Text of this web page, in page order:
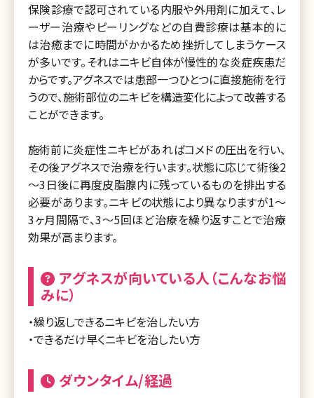
保険診療で認可されている内服や外用剤に加えて、レ
ーザー治療やピーリングなどの自費診療は基本的に
は治癒までに時間がかかるため挫折してしまうケース
が多いです。それはニキビ自体が慢性的な炎症疾患だ
からです。アグネスでは患部一つひとつに直接施術を行
うので、施術部位のニキビを構造変化によって改善する
ことができます。
施術前に炎症性ニキビがあればコメドの圧出を行い、
その後アグネスで治療を行います。状態に応じて術後2
～3日後に再度皮脂腺内に残っているものを排出する
必要があります。ニキビの状態により異なりますが1～
3ヶ月間隔で、3～5回ほど治療を繰り返すことで治療
効果が高まります。
アグネスが向いている人（こんなお悩
みに）
・繰り返しできるニキビを治したい方
・できるだけ早くニキビを治したい方
ダウンタイム/経過